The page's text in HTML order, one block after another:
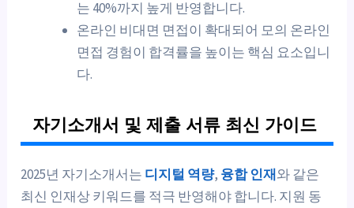
는 40%까지 높게 반영합니다.
온라인 비대면 면접이 확대되어 모의 온라인
면접 경험이 합격률을 높이는 핵심 요소입니
다.
자기소개서 및 제출 서류 최신 가이드
2025년 자기소개서는 디지털 역량, 융합 인재와 같은
최신 인재상 키워드를 적극 반영해야 합니다. 지원 동